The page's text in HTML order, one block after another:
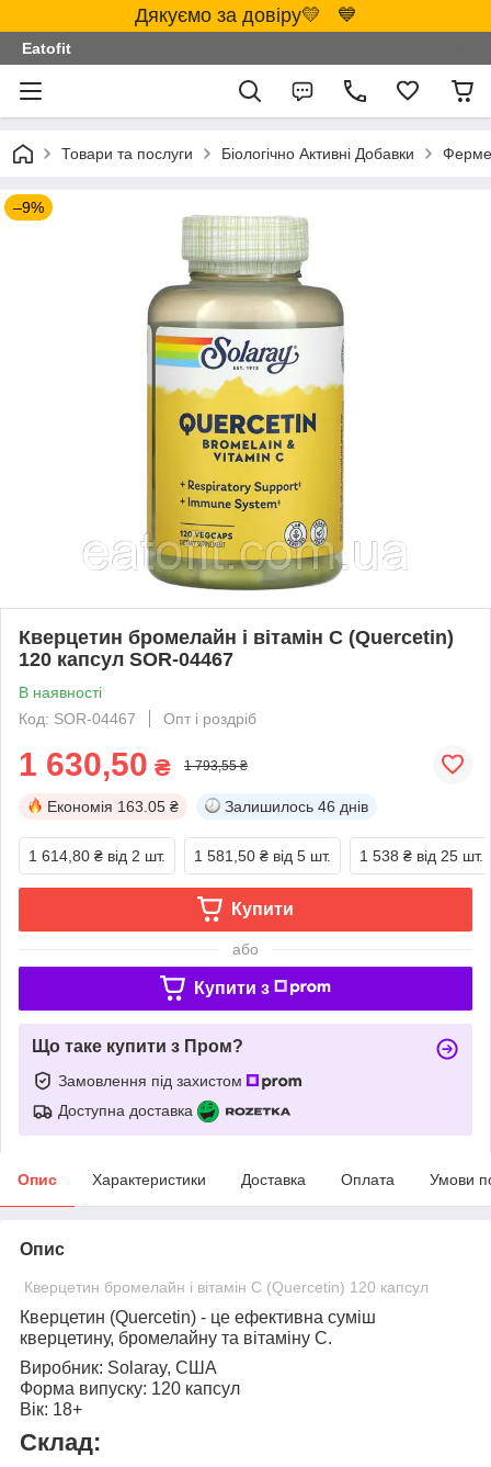
Дякуємо за довіру💛 💙
Eatofit
Товари та послуги Біологічно Активні Добавки
–9%
Кверцетин бромелайн і вітамін С (Quercetin)
120 капсул SOR-04467
В наявності
Код: SOR-04467
Опт і роздріб
1 630,50 ₴ 1 793,55 ₴
Економія 163.05 ₴ Залишилось 46 днів
1 614,80 ₴ від 2 шт. 1 581,50 ₴ від 5 шт. 1 538 ₴ від 25 шт.
Купити
або
Купити з
Що таке купити з Пром?
Замовлення під захистом
Доступна доставка
Опис Характеристики Доставка Оплата Умови
Опис
Кверцетин бромелайн і вітамін С (Quercetin) 120 капсул
Кверцетин (Quercetin) - це ефективна суміш
кверцетину, бромелайну та вітаміну С.
Виробник: Solaray, США
Форма випуску: 120 капсул
Вік: 18+
Склад: